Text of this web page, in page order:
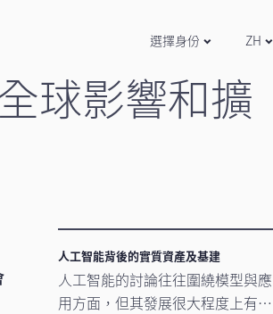
選擇身份 ZH
球影響和擴
人工智能背後的實質資產及基建
人工智能的討論往往圍繞模型與應
用方面，但其發展很大程度上有賴